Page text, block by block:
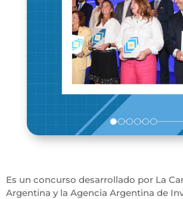
Es un concurso desarrollado por La
Argentina y la Agencia Argentina de